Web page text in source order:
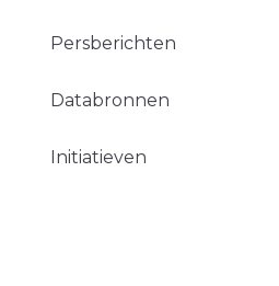
Persberichten
Databronnen
Initiatieven